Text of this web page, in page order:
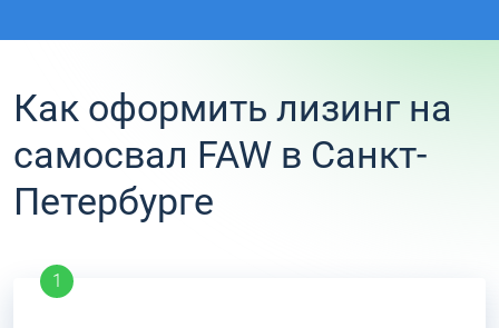
Как оформить лизинг на
самосвал FAW в Санкт-
Петербурге